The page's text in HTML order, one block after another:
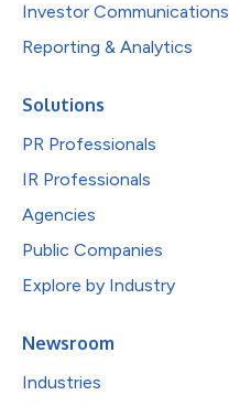
Investor Communications
Reporting & Analytics
Solutions
PR Professionals
IR Professionals
Agencies
Public Companies
Explore by Industry
Newsroom
Industries